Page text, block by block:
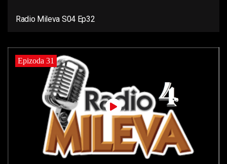
Radio Mileva S04 Ep32
Epizoda 31